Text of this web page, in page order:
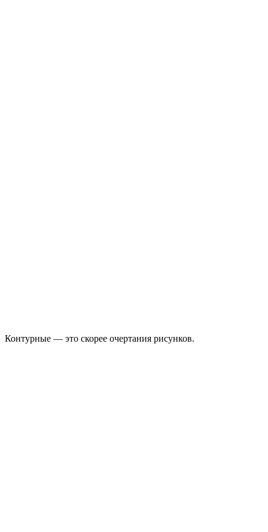
Контурные — это скорее очертания рисунков.